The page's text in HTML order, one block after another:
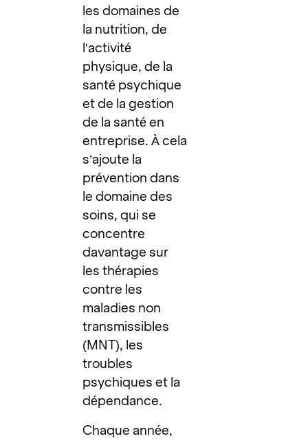
les domaines de
la nutrition, de
l’activité
physique, de la
santé psychique
et de la gestion
de la santé en
entreprise. À cela
s’ajoute la
prévention dans
le domaine des
soins, qui se
concentre
davantage sur
les thérapies
contre les
maladies non
transmissibles
(MNT), les
troubles
psychiques et la
dépendance.
Chaque année,